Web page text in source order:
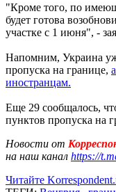
"Кроме того, по
будет готова
участке с 1 июня", -
Напомним, Украина
пропуска на границе,
иностранцам.
Еще 29 сообщалось,
пунктов пропуска на
Новости от
на наш канал https://
Читайте